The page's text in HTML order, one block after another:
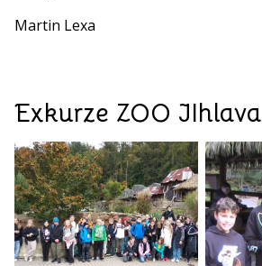
Martin Lexa
Exkurze ZOO JIhlava